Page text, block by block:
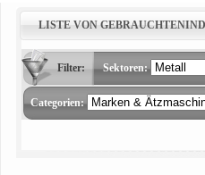
LISTE VON
Filter: Sektoren:
Categorien: